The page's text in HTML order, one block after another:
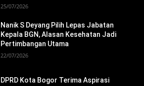
25/07/2026
Nanik S Deyang Pilih Lepas Jabatan
Kepala BGN, Alasan Kesehatan Jadi
Pertimbangan Utama
22/07/2026
DPRD Kota Bogor Terima Aspirasi